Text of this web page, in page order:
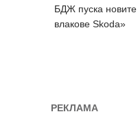
БДЖ пуска новите
влакове Skoda»
РЕКЛАМА